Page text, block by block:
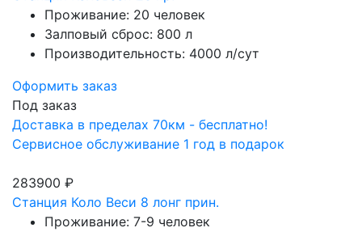
Проживание: 20 человек
Залповый сброс: 800 л
Производительность: 4000 л/сут
Оформить заказ
Под заказ
Доставка в пределах 70км - бесплатно!
Сервисное обслуживание 1 год в подарок
283900 ₽
Станция Коло Веси 8 лонг прин.
Проживание: 7-9 человек